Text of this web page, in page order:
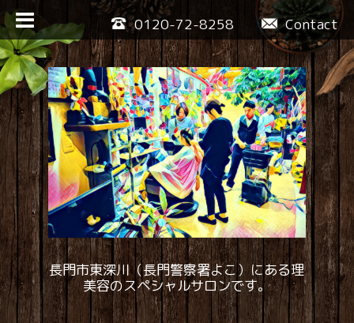
Contact
0120-72-8258
長門市東深川（長門警察署よこ）にある理
美容のスペシャルサロンです。